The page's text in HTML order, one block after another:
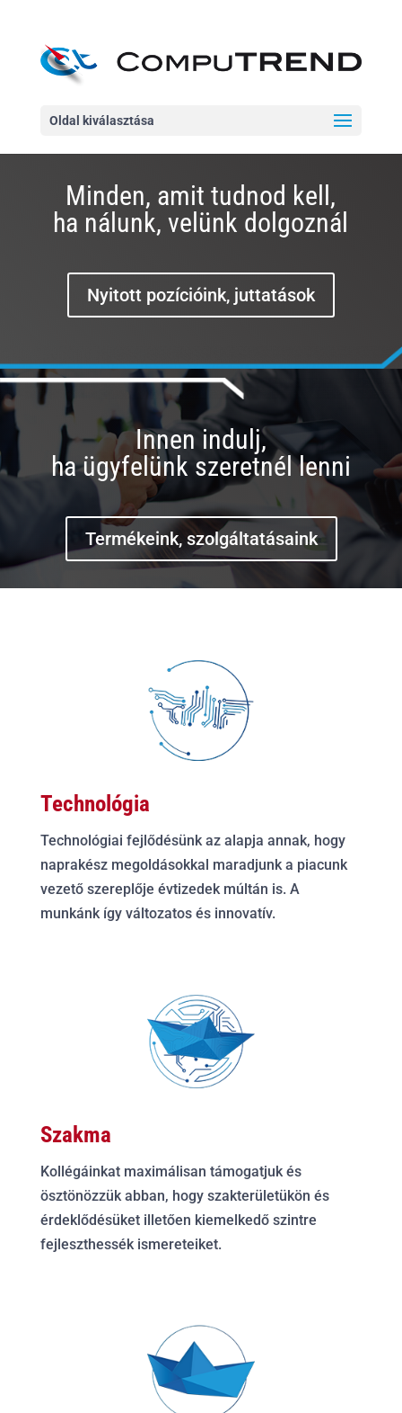
Oldal kiválasztása
Minden, amit tudnod kell,
ha nálunk, velünk dolgoznál
Nyitott pozícióink, juttatások
Innen indulj,
ha ügyfelünk szeretnél lenni
Termékeink, szolgáltatásaink
Technológia
Technológiai fejlődésünk az alapja annak, hogy
naprakész megoldásokkal maradjunk a piacunk
vezető szereplője évtizedek múltán is. A
munkánk így változatos és innovatív.
Szakma
Kollégáinkat maximálisan támogatjuk és
ösztönözzük abban, hogy szakterületükön és
érdeklődésüket illetően kiemelkedő szintre
fejleszthessék ismereteiket.